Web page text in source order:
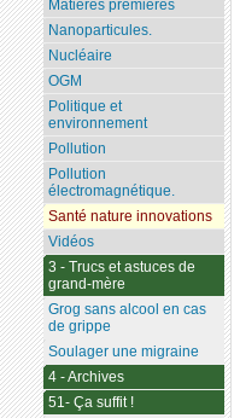
Matières premières
Nanoparticules.
Nucléaire
OGM
Politique et
environnement
Pollution
Pollution
électromagnétique.
Santé nature innovations
Vidéos
3 - Trucs et astuces de
grand-mère
Grog sans alcool en cas
de grippe
Soulager une migraine
4 - Archives
51- Ça suffit !